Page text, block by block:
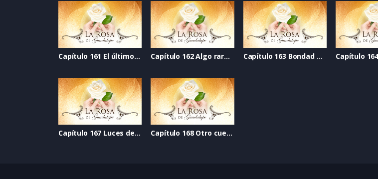
Capítulo 161 El último golpe Capítulo 162 Algo raro tiene Elisa Capítulo 163 Bondad en la mirada
Capítulo 167 Luces de Navidad Capítulo 168 Otro cuento de Navidad